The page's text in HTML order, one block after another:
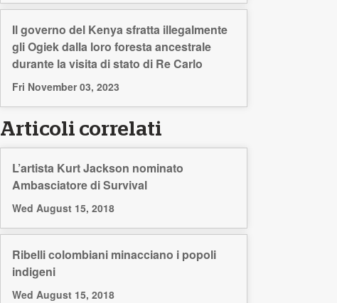
Il governo del Kenya sfratta illegalmente
gli Ogiek dalla loro foresta ancestrale
durante la visita di stato di Re Carlo
Fri November 03, 2023
Articoli correlati
L’artista Kurt Jackson nominato
Ambasciatore di Survival
Wed August 15, 2018
Ribelli colombiani minacciano i popoli
indigeni
Wed August 15, 2018